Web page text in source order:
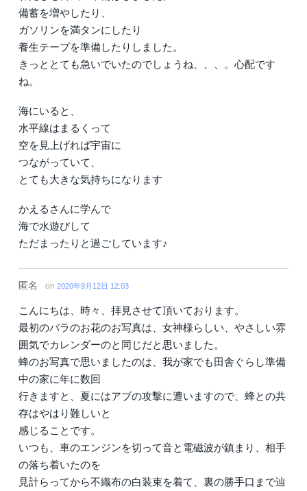
備蓄を増やしたり、
ガソリンを満タンにしたり
養生テープを準備したりしました。
きっととても急いでいたのでしょうね、、、。心配です
ね。
海にいると、
水平線はまるくって
空を見上げれば宇宙に
つながっていて、
とても大きな気持ちになります
かえるさんに学んで
海で水遊びして
ただまったりと過ごしています♪
匿名 on 2020年9月12日 12:03
こんにちは、時々、拝見させて頂いております。
最初のバラのお花のお写真は、女神様らしい、やさしい雰
囲気でカレンダーのと同じだと思いました。
蜂のお写真で思いましたのは、我が家でも田舎ぐらし準備
中の家に年に数回
行きますと、夏にはアブの攻撃に遭いますので、蜂との共
存はやはり難しいと
感じることです。
いつも、車のエンジンを切って音と電磁波が鎮まり、相手
の落ち着いたのを
見計らってから不織布の白装束を着て、裏の勝手口まで辿